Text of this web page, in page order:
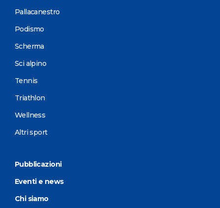
Pallacanestro
Podismo
Scherma
Sci alpino
Tennis
Triathlon
Wellness
Altri sport
Pubblicazioni
Eventi e news
Chi siamo